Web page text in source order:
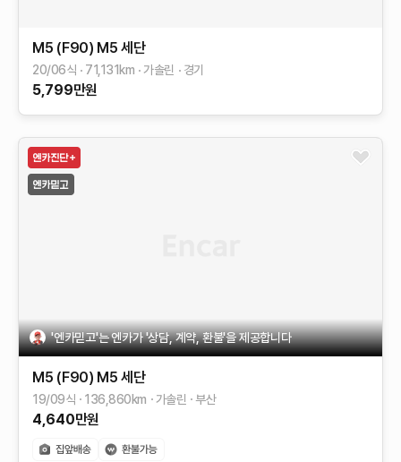
M5 (F90) M5 세단
20/06식 71,131 km 가솔린 경기
5,799만원
'엔카믿고'는 엔카가 '상담, 계약, 환불'을 제공합니다
M5 (F90) M5 세단
19/09식 136,860km 가솔린 부산
4,640만원